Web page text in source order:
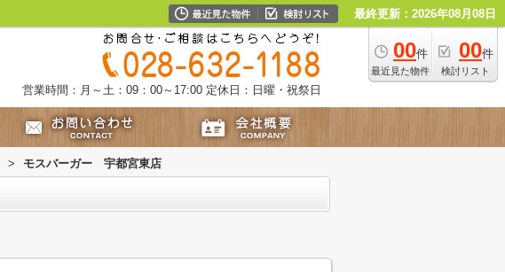
最終更新：2026年08月08日
00件
最近見た物件
00件
検討リスト
営業時間：月～土：09：00～17:00 定休日：日曜・祝祭日
> モスバーガー 宇都宮東店